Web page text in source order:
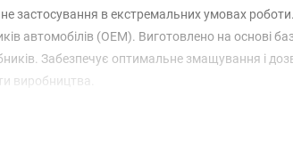
застосування в екстремальних умовах
автомобілів (OEM). Виготовлено на основі
Забезпечує оптимальне змащування і
виробництва.